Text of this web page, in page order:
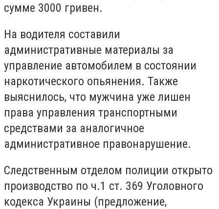
сумме 3000 гривен.
На водителя составили
административные материалы за
управление автомобилем в состоянии
наркотического опьянения. Также
выяснилось, что мужчина уже лишен
права управления транспортными
средствами за аналогичное
административное правонарушение.
Следственным отделом полиции открыто
производство по ч.1 ст. 369 Уголовного
кодекса Украины (предложение,